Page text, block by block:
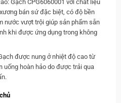
Gạch CPG6060001 với chất liệu
bán sứ đặc biệt, có độ bền
nước vượt trội giúp sản phẩm sẵn
khi được ứng dụng trong không
được nung ở nhiệt độ cao từ
uống hoàn hảo do được trải qua